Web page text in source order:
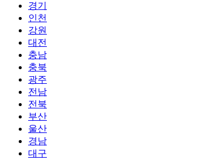
경기
인천
강원
대전
충남
충북
광주
전남
전북
부산
울산
경남
대구